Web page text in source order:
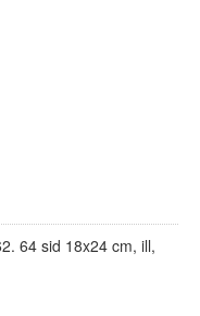
64 sid 18x24 cm, ill,